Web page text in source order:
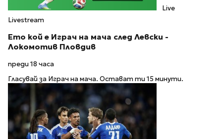
Live
Livestream
Ето кой е Играч на мача след Левски -
Локомотив Пловдив
преди 18 часа
Гласувай за Играч на мача. Остават ти 15 минути.